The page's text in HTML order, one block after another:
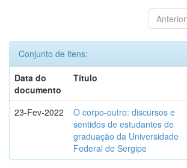
Anterior
Conjunto de itens:
Data do
documento
Título
23-Fev-2022
O corpo-outro: discursos e
sentidos de estudantes de
graduação da Universidade
Federal de Sergipe